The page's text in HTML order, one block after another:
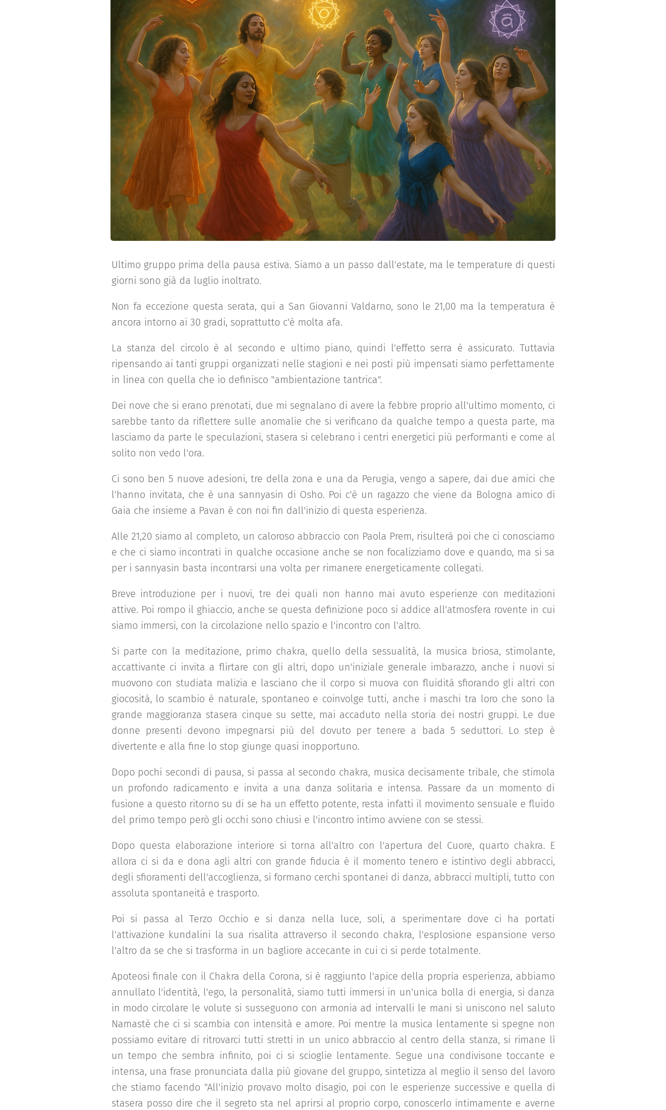
Ultimo gruppo prima della pausa estiva. Siamo a un passo dall'estate, ma le temperature di questi
giorni sono già da luglio inoltrato.
Non fa eccezione questa serata, qui a San Giovanni Valdarno, sono le 21,00 ma la temperatura è
ancora intorno ai 30 gradi, soprattutto c'è molta afa.
La stanza del circolo è al secondo e ultimo piano, quindi l'effetto serra è assicurato. Tuttavia
ripensando ai tanti gruppi organizzati nelle stagioni e nei posti più impensati siamo perfettamente
in linea con quella che io definisco "ambientazione tantrica".
Dei nove che si erano prenotati, due mi segnalano di avere la febbre proprio all'ultimo momento, ci
sarebbe tanto da riflettere sulle anomalie che si verificano da qualche tempo a questa parte, ma
lasciamo da parte le speculazioni, stasera si celebrano i centri energetici più performanti e come al
solito non vedo l'ora.
Ci sono ben 5 nuove adesioni, tre della zona e una da Perugia, vengo a sapere, dai due amici che
l'hanno invitata, che è una sannyasin di Osho. Poi c'è un ragazzo che viene da Bologna amico di
Gaia che insieme a Pavan è con noi fin dall'inizio di questa esperienza.
Alle 21,20 siamo al completo, un caloroso abbraccio con Paola Prem, risulterà poi che ci conosciamo
e che ci siamo incontrati in qualche occasione anche se non focalizziamo dove e quando, ma si sa
per i sannyasin basta incontrarsi una volta per rimanere energeticamente collegati.
Breve introduzione per i nuovi, tre dei quali non hanno mai avuto esperienze con meditazioni
attive. Poi rompo il ghiaccio, anche se questa definizione poco si addice all'atmosfera rovente in cui
siamo immersi, con la circolazione nello spazio e l'incontro con l'altro.
Si parte con la meditazione, primo chakra, quello della sessualità, la musica briosa, stimolante,
accattivante ci invita a flirtare con gli altri, dopo un'iniziale generale imbarazzo, anche i nuovi si
muovono con studiata malizia e lasciano che il corpo si muova con fluidità sfiorando gli altri con
giocosità, lo scambio è naturale, spontaneo e coinvolge tutti, anche i maschi tra loro che sono la
grande maggioranza stasera cinque su sette, mai accaduto nella storia dei nostri gruppi. Le due
donne presenti devono impegnarsi più del dovuto per tenere a bada 5 seduttori. Lo step è
divertente e alla fine lo stop giunge quasi inopportuno.
Dopo pochi secondi di pausa, si passa al secondo chakra, musica decisamente tribale, che stimola
un profondo radicamento e invita a una danza solitaria e intensa. Passare da un momento di
fusione a questo ritorno su di se ha un effetto potente, resta infatti il movimento sensuale e fluido
del primo tempo però gli occhi sono chiusi e l'incontro intimo avviene con se stessi.
Dopo questa elaborazione interiore si torna all'altro con l'apertura del Cuore, quarto chakra. E
allora ci si da e dona agli altri con grande fiducia è il momento tenero e istintivo degli abbracci,
degli sfioramenti dell'accoglienza, si formano cerchi spontanei di danza, abbracci multipli, tutto con
assoluta spontaneità e trasporto.
Poi si passa al Terzo Occhio e si danza nella luce, soli, a sperimentare dove ci ha portati
l'attivazione kundalini la sua risalita attraverso il secondo chakra, l'esplosione espansione verso
l'altro da se che si trasforma in un bagliore accecante in cui ci si perde totalmente.
Apoteosi finale con il Chakra della Corona, si è raggiunto l'apice della propria esperienza, abbiamo
annullato l'identità, l'ego, la personalità, siamo tutti immersi in un'unica bolla di energia, si danza
in modo circolare le volute si susseguono con armonia ad intervalli le mani si uniscono nel saluto
Namastè che ci si scambia con intensità e amore. Poi mentre la musica lentamente si spegne non
possiamo evitare di ritrovarci tutti stretti in un unico abbraccio al centro della stanza, si rimane lì
un tempo che sembra infinito, poi ci si scioglie lentamente. Segue una condivisone toccante e
intensa, una frase pronunciata dalla più giovane del gruppo, sintetizza al meglio il senso del lavoro
che stiamo facendo "All'inizio provavo molto disagio, poi con le esperienze successive e quella di
stasera posso dire che il segreto sta nel aprirsi al proprio corpo, conoscerlo intimamente e averne